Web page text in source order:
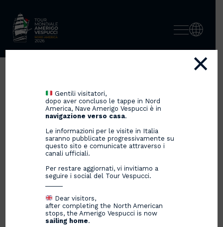
1.750 DRONI OMAGGIANO
L’AMERIGO VESPUCCI A
GENOVA
Gentili visitatori,
dopo aver concluso le tappe in Nord
America, Nave Amerigo Vespucci è in
navigazione verso casa.
Le informazioni per le visite in Italia
saranno pubblicate progressivamente su
questo sito e comunicate attraverso i
canali ufficiali.
Per restare aggiornati, vi invitiamo a
seguire i social del Tour Vespucci.
Dear visitors,
after completing the North American
stops, the Amerigo Vespucci is now
sailing home.
×